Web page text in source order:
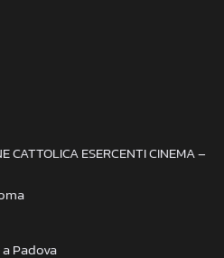
CATTOLICA ESERCENTI CINEMA –
Padova